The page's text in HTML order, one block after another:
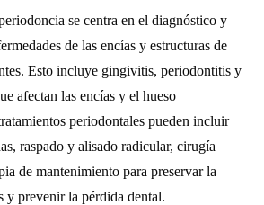
se centra en el diagnóstico y
de las encías y estructuras de
Esto incluye gingivitis, periodontitis y
afectan las encías y el hueso
periodontales pueden incluir
raspado y alisado radicular, cirugía
de mantenimiento para preservar la
y prevenir la pérdida dental.